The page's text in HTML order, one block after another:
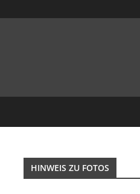
HINWEIS ZU FOTOS